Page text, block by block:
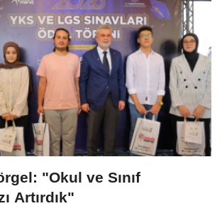
"Okul ve Sınıf
Artırdık"